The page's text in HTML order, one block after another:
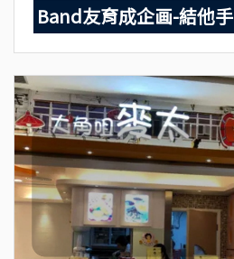
Band友育成企画-結他手